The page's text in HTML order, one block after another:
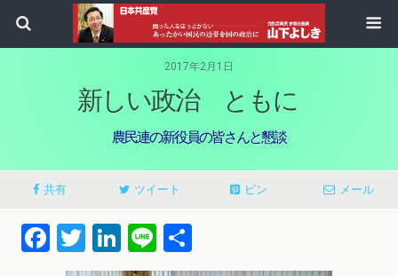
2017年2月1日
新しい政治 ともに
農民連の新役員の皆さんと懇談
共有 ツイート ピン メール
Facebook
Twitter
LinkedIn
Line
有